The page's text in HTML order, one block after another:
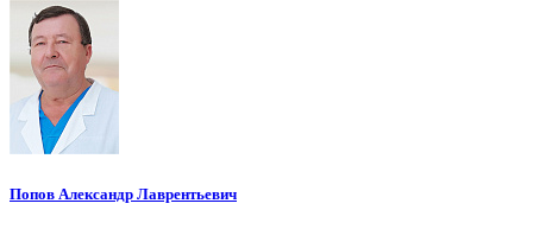
Попов Александр Лаврентьевич